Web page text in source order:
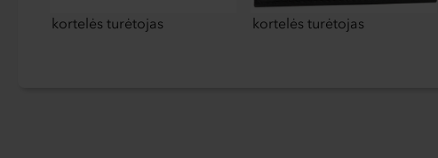
kortelės turėtojas kortelės turėtojas